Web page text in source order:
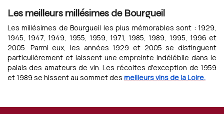
Les meilleurs millésimes de Bourgueil
Les millésimes de Bourgueil les plus mémorables sont : 1929,
1945, 1947, 1949, 1955, 1959, 1971, 1985, 1989, 1995, 1996 et
2005. Parmi eux, les années 1929 et 2005 se distinguent
particulièrement et laissent une empreinte indélébile dans le
palais des amateurs de vin. Les récoltes d'exception de 1959
et 1989 se hissent au sommet des meilleurs vins de la Loire.